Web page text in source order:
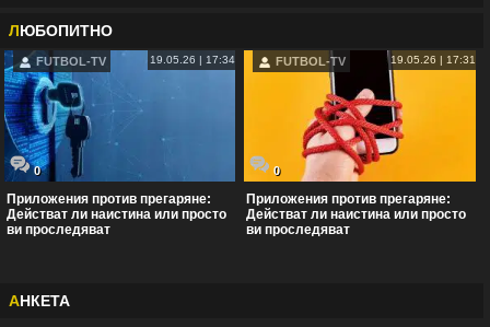
ЛЮБОПИТНО
FUTBOL-TV 19.05.26 | 17:34
0
Приложения против прегаряне:
Действат ли наистина или просто
ви проследяват
FUTBOL-TV 19.05.26 | 17:31
0
Приложения против прегаряне:
Действат ли наистина или просто
ви проследяват
АНКЕТА